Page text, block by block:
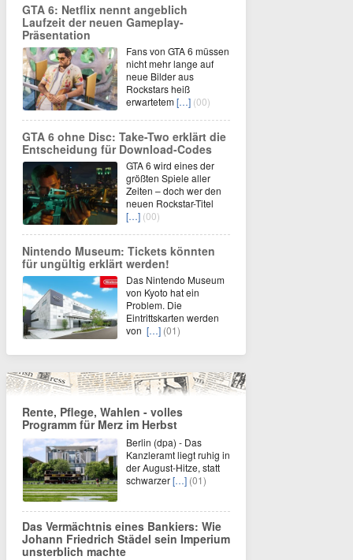
GTA 6: Netflix nennt angeblich
Laufzeit der neuen Gameplay-
Präsentation
Fans von GTA 6 müssen
nicht mehr lange auf
neue Bilder aus
Rockstars heiß
erwartetem[…] (00)
GTA 6 ohne Disc: Take-Two erklärt die
Entscheidung für Download-Codes
GTA 6 wird eines der
größten Spiele aller
Zeiten – doch wer den
neuen Rockstar-Titel
[…] (00)
Nintendo Museum: Tickets könnten
für ungültig erklärt werden!
Das Nintendo Museum
von Kyoto hat ein
Problem. Die
Eintrittskarten werden
von […] (01)
Rente, Pflege, Wahlen - volles
Programm für Merz im Herbst
Berlin (dpa) - Das
Kanzleramt liegt ruhig in
der August-Hitze, statt
schwarzer[…] (01)
Das Vermächtnis eines Bankiers: Wie
Johann Friedrich Städel sein Imperium
unsterblich machte